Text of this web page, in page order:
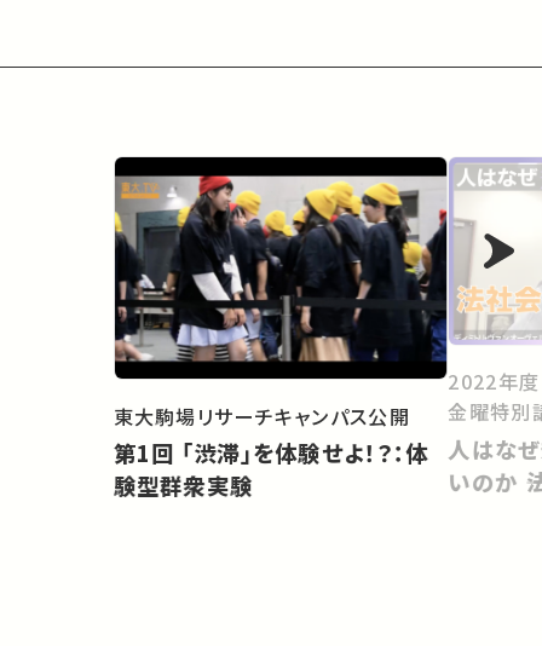
東大駒場リサーチキャンパス公開
第1回 「渋滞」を体験せよ！？：体
験型群衆実験
2022年度
金曜特別
人はな
いのか